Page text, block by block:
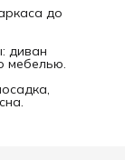
до
диван
мебелью.